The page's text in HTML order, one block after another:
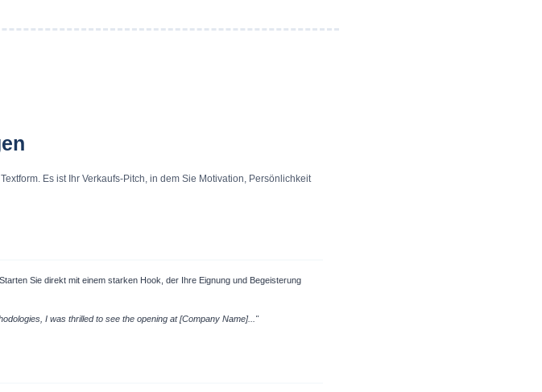
Es ist Ihr Verkaufs-Pitch, in dem Sie Motivation, Persönlichkeit
Sie direkt mit einem starken Hook, der Ihre Eignung und Begeisterung
I was thrilled to see the opening at [Company Name]..."